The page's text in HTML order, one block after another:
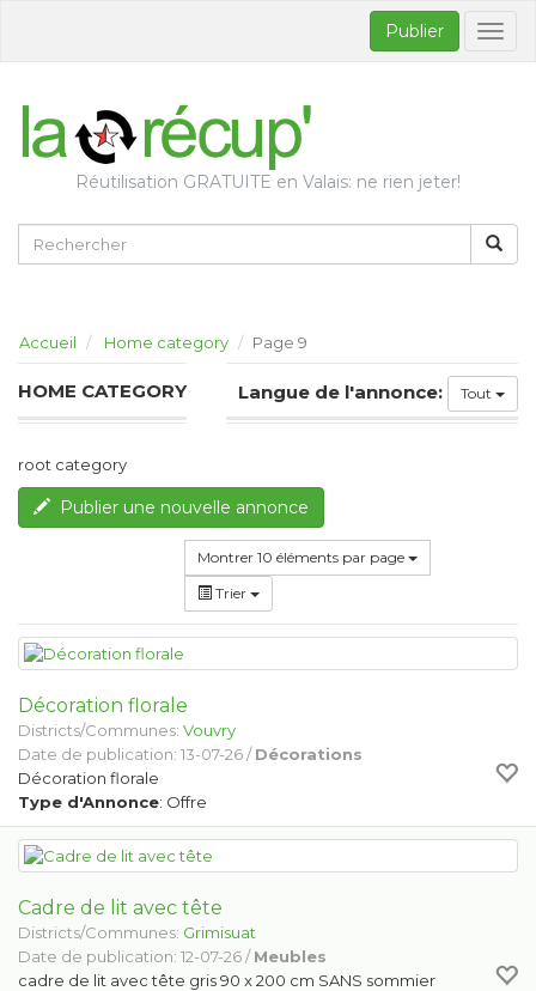
Publier
Réutilisation GRATUITE en Valais: ne rien jeter!
Accueil Home category Page 9
HOME CATEGORY Langue de l'annonce: Tout
root category
Publier une nouvelle annonce
Montrer 10 éléments par page
Trier
Décoration florale
Districts/Communes: Vouvry
Date de publication: 13-07-26 /Décorations
Décoration florale
Type d'Annonce: Offre
Cadre de lit avec tête
Districts/Communes: Grimisuat
Date de publication: 12-07-26 /Meubles
cadre de lit avec tête gris 90 x 200 cm SANS sommier